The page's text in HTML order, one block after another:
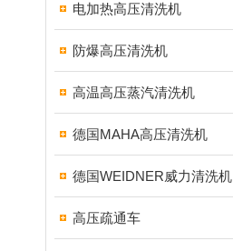
电加热高压清洗机
防爆高压清洗机
高温高压蒸汽清洗机
德国MAHA高压清洗机
德国WEIDNER威力清洗机
高压疏通车